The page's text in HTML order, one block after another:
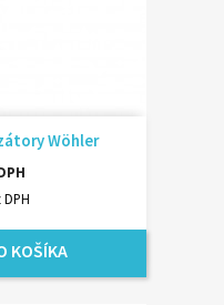
Wöhler
DPH
KOŠÍKA